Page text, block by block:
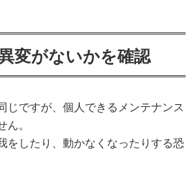
変がないかを確認
じですが、個人できるメンテナンス
。
をしたり、動かなくなったりする恐